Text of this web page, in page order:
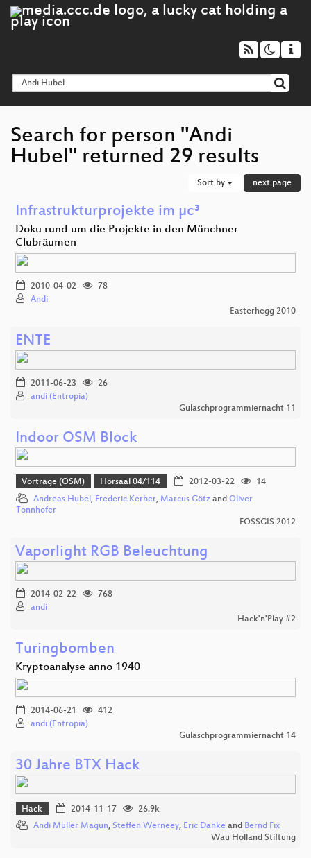
Search for person "Andi
Hubel" returned 29 results
Sort by next page
Infrastrukturprojekte im µc³
Doku rund um die Projekte in den Münchner
Clubräumen
2010-04-02
78
Andi
Easterhegg 2010
ENTE
2011-06-23
26
andi (Entropia)
Gulaschprogrammiernacht 11
Indoor OSM Block
Vorträge (OSM) Hörsaal 04/114 2012-03-22
14
Andreas Hubel , Frederic Kerber, Marcus Götz and Oliver
Tonnhofer
FOSSGIS 2012
Vaporlight RGB Beleuchtung
2014-02-22
768
andi
Hack'n'Play #2
Turingbomben
Kryptoanalyse anno 1940
2014-06-21
412
andi (Entropia)
Gulaschprogrammiernacht 14
30 Jahre BTX Hack
Hack 2014-11-17
26.9k
Andi Müller Magun, Steffen Werneey, Eric Danke and Bernd Fix
Wau Holland Stiftung